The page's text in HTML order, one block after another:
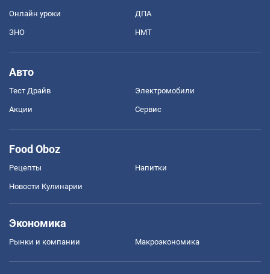
Онлайн уроки ДПА
ЗНО НМТ
Авто
Тест Драйв Электромобили
Акции Сервис
Food Oboz
Рецепты Напитки
Новости Кулинарии
Экономика
Рынки и компании Mакроэкономика